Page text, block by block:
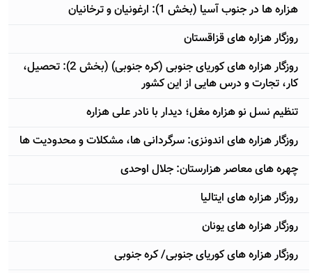
هزاره ها در جنوب آسیا (بخش 1): ارغونیان و ترخانیان
روزگار هزاره های قزاقستان
روزگار هزاره های کوریای جنوبی (کره جنوبی) (بخش 2): تحصیل،
کار، تجارت و درس هایی از این کشور
تنظیم نسل نو هزاره مغل؛ دیدار با نادر علی هزاره
روزگار هزاره های اندونزی: سرگردانی ها، مشکلات و محدودیت ها
چهره های معاصر هزارستان: جلال اوحدی
روزگار هزاره های ایتالیا
روزگار هزاره های یونان
روزگار هزاره های کوریای جنوبی/ کره جنوبی